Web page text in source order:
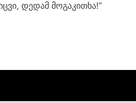
დედამ მოგაკითხა!”